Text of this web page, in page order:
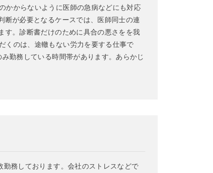
かからないように医師の急病などにも対応
断が必要となるケースでは、医師同士の連
す。診断書だけのために具合の悪さをを我
くのは、途轍もない労力を要する仕事で
勤務している時間帯があります。あらかじ
務しております。会社のストレスなどで